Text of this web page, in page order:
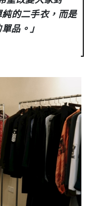
的二手衣，而是
品。」